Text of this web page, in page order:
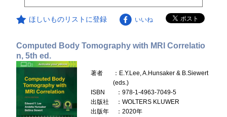
ほしいものリストに登録 いいね
Computed Body Tomography with MRI Correlatio
n, 5th ed.
著者
：E.Y.Lee, A.Hunsaker & B.Siewert
(eds.)
ISBN
：978-1-4963-7049-5
出版社
：WOLTERS KLUWER
出版年
：2020年